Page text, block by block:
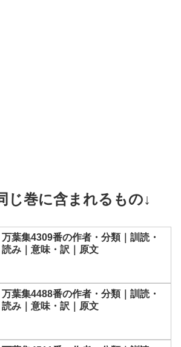
じ巻に含まれるもの↓
万葉集4309番の作者・分類｜訓読・
読み｜意味・訳｜原文
万葉集4488番の作者・分類｜訓読・
読み｜意味・訳｜原文